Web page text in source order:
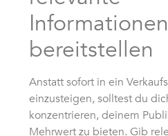
Informationen
bereitstellen
Anstatt sofort in ein
einzusteigen, solltest du
konzentrieren, deinem
Mehrwert zu bieten. Gib